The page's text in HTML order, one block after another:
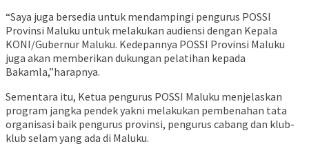
“Saya juga bersedia untuk mendampingi pengurus POSSI
Provinsi Maluku untuk melakukan audiensi dengan Kepala
KONI/Gubernur Maluku. Kedepannya POSSI Provinsi Maluku
juga akan memberikan dukungan pelatihan kepada
Bakamla,”harapnya.
Sementara itu, Ketua pengurus POSSI Maluku menjelaskan
program jangka pendek yakni melakukan pembenahan tata
organisasi baik pengurus provinsi, pengurus cabang dan klub-
klub selam yang ada di Maluku.